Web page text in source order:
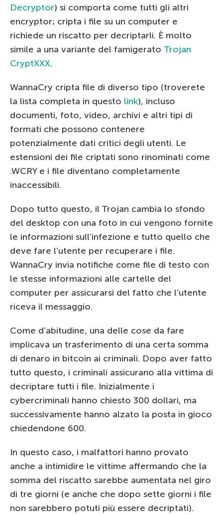
Decryptor) si comporta come tutti gli altri
encryptor; cripta i file su un computer e
richiede un riscatto per decriptarli. È molto
simile a una variante del famigerato Trojan
CryptXXX.
WannaCry cripta file di diverso tipo (troverete
la lista completa in questo link), incluso
documenti, foto, video, archivi e altri tipi di
formati che possono contenere
potenzialmente dati critici degli utenti. Le
estensioni dei file criptati sono rinominati come
.WCRY e i file diventano completamente
inaccessibili.
Dopo tutto questo, il Trojan cambia lo sfondo
del desktop con una foto in cui vengono fornite
le informazioni sull’infezione e tutto quello che
deve fare l’utente per recuperare i file.
WannaCry invia notifiche come file di testo con
le stesse informazioni alle cartelle del
computer per assicurarsi del fatto che l’utente
riceva il messaggio.
Come d’abitudine, una delle cose da fare
implicava un trasferimento di una certa somma
di denaro in bitcoin ai criminali. Dopo aver fatto
tutto questo, i criminali assicurano alla vittima di
decriptare tutti i file. Inizialmente i
cybercriminali hanno chiesto 300 dollari, ma
successivamente hanno alzato la posta in gioco
chiedendone 600.
In questo caso, i malfattori hanno provato
anche a intimidire le vittime affermando che la
somma del riscatto sarebbe aumentata nel giro
di tre giorni (e anche che dopo sette giorni i file
non sarebbero potuti più essere decriptati).